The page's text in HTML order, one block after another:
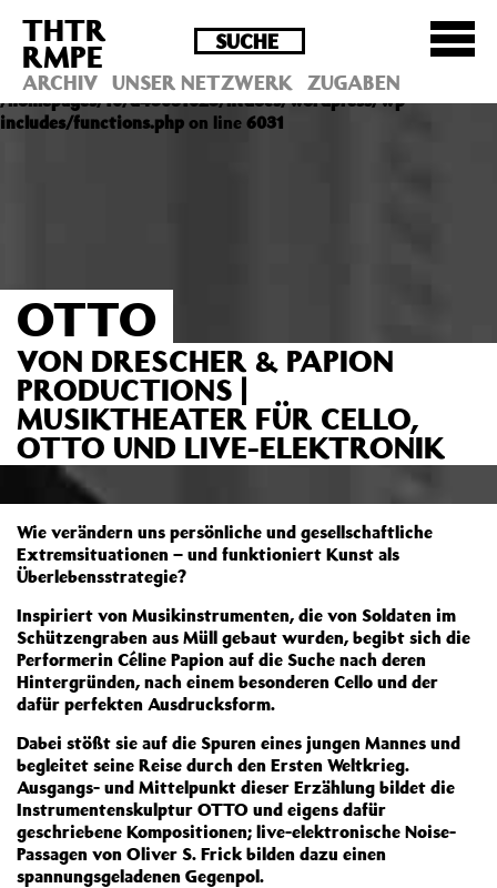
Deprecated : Die Funktion post_permalink ist seit
Version 4.4.0 veraltet! Verwende stattdessen
get_permalink(). in
/homepages/10/d43051023/htdocs/wordpress/wp-
includes/functions.php on line 6031
THTR
RMPE
ARCHIV UNSER NETZWERK ZUGABEN
OTTO
VON DRESCHER & PAPION
PRODUCTIONS |
MUSIKTHEATER FÜR CELLO,
OTTO UND LIVE-ELEKTRONIK
Wie verändern uns persönliche und gesellschaftliche
Extremsituationen – und funktioniert Kunst als
Überlebensstrategie?
Inspiriert von Musikinstrumenten, die von Soldaten im
Schützengraben aus Müll gebaut wurden, begibt sich die
Performerin Céline Papion auf die Suche nach deren
Hintergründen, nach einem besonderen Cello und der
dafür perfekten Ausdrucksform.
Dabei stößt sie auf die Spuren eines jungen Mannes und
begleitet seine Reise durch den Ersten Weltkrieg.
Ausgangs- und Mittelpunkt dieser Erzählung bildet die
Instrumentenskulptur OTTO und eigens dafür
geschriebene Kompositionen; live-elektronische Noise-
Passagen von Oliver S. Frick bilden dazu einen
spannungsgeladenen Gegenpol.